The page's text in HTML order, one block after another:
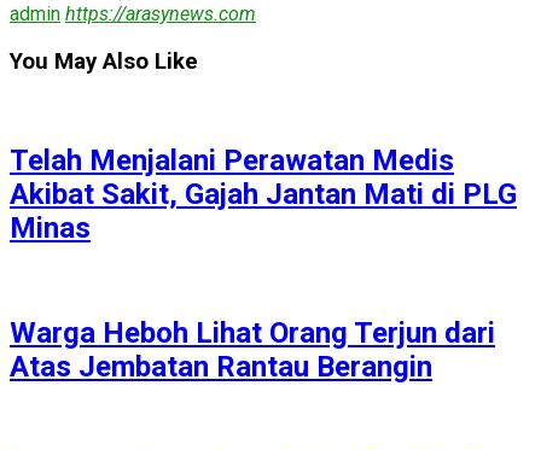
admin https://arasynews.com
You May Also Like
Telah Menjalani Perawatan Medis
Akibat Sakit, Gajah Jantan Mati di PLG
Minas
Warga Heboh Lihat Orang Terjun dari
Atas Jembatan Rantau Berangin